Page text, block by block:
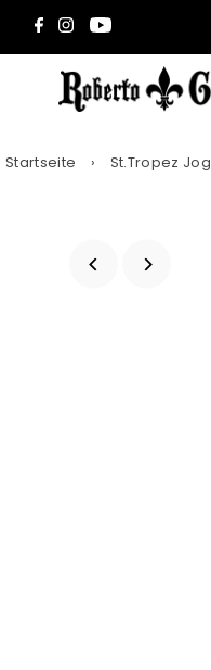
Direkt zum Inhalt
Startseite › St.Tropez